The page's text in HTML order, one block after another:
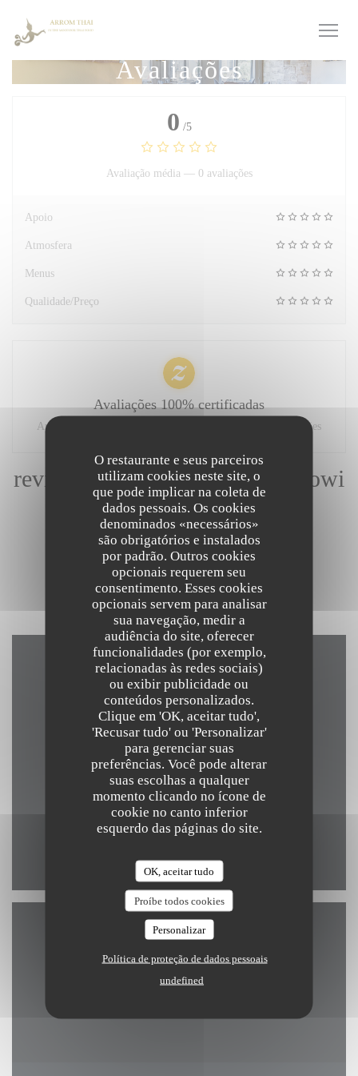
O restaurante e seus parceiros
utilizam cookies neste site, o
que pode implicar na coleta de
dados pessoais. Os cookies
denominados «necessários»
são obrigatórios e instalados
por padrão. Outros cookies
opcionais requerem seu
consentimento. Esses cookies
opcionais servem para analisar
sua navegação, medir a
audiência do site, oferecer
funcionalidades (por exemplo,
relacionadas às redes sociais)
ou exibir publicidade ou
conteúdos personalizados.
Clique em 'OK, aceitar tudo',
'Recusar tudo' ou 'Personalizar'
para gerenciar suas
preferências. Você pode alterar
suas escolhas a qualquer
momento clicando no ícone de
cookie no canto inferior
esquerdo das páginas do site.
OK, aceitar tudo
Proíbe todos cookies
Personalizar
Política de proteção de dados pessoais
undefined
Avaliações
reviews_from_our_clients_followi
ng_booking
1
0 /5
Avaliação média — 0 avaliações
Apoio
Atmosfera
Menus
Qualidade/Preço
Avaliações 100% certificadas
Apenas os clientes que fizeram reservas submeteram avaliações
Mapa e Contacto
Kerkstraat 4 8340 Damme
050 89 69 59
info@arrom-thai.be
Contacte-nos